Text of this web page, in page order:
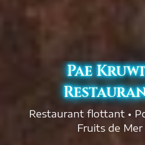
Pae
Restaurant flottant •
Fruits de Mer